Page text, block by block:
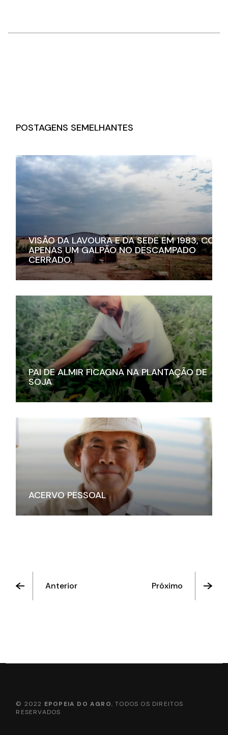
POSTAGENS SEMELHANTES
VISÃO DA LAVOURA E DA SEDE EM 1983, COM
APENAS UM GALPÃO NO DESCAMPADO
CERRADO.
PAI DE ALMIR FICAGNA NA PLANTAÇÃO DE
SOJA
ACERVO PESSOAL
Anterior Próximo
© 2022 EPOPEIA DO AGRO, TODOS OS DIREITOS
RESERVADOS